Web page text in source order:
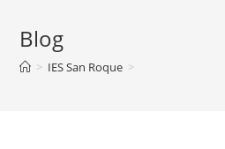
Blog
> IES San Roque >